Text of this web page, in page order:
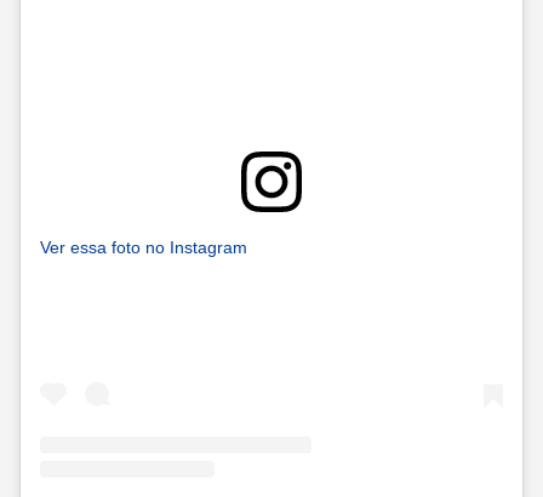
Ver essa foto no Instagram